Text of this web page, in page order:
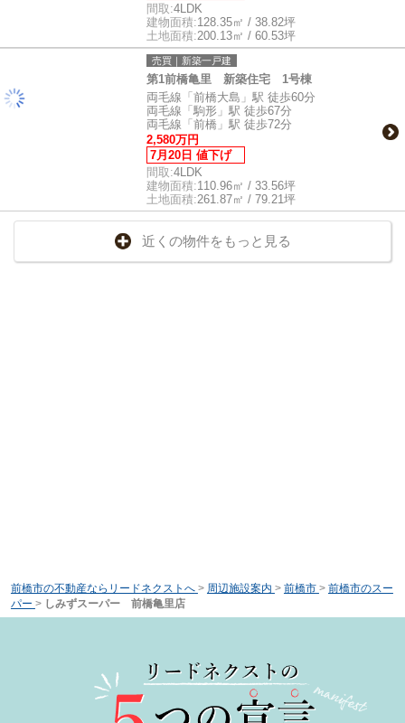
間取:4LDK
建物面積:128.35㎡ / 38.82坪
土地面積:200.13㎡ / 60.53坪
売買｜新築一戸建
第1前橋亀里 新築住宅 1号棟
両毛線「前橋大島」駅 徒歩60分
両毛線「駒形」駅 徒歩67分
両毛線「前橋」駅 徒歩72分
2,580万円
7月20日 値下げ
間取:4LDK
建物面積:110.96㎡ / 33.56坪
土地面積:261.87㎡ / 79.21坪
近くの物件をもっと見る
前橋市の不動産ならリードネクストへ > 周辺施設案内 > 前橋市 > 前橋市のスー
パー > しみずスーパー 前橋亀里店